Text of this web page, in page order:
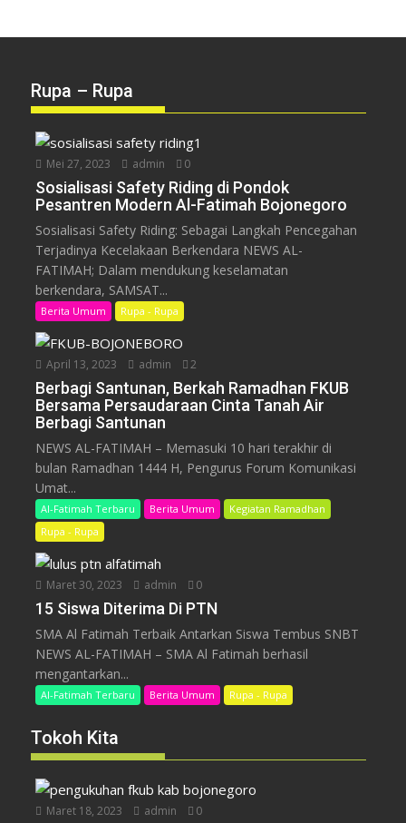
Rupa – Rupa
Mei 27, 2023 admin 0
Sosialisasi Safety Riding di Pondok
Pesantren Modern Al-Fatimah Bojonegoro
Sosialisasi Safety Riding: Sebagai Langkah Pencegahan
Terjadinya Kecelakaan Berkendara NEWS AL-
FATIMAH; Dalam mendukung keselamatan
berkendara, SAMSAT...
Berita Umum Rupa - Rupa
April 13, 2023 admin 2
Berbagi Santunan, Berkah Ramadhan FKUB
Bersama Persaudaraan Cinta Tanah Air
Berbagi Santunan
NEWS AL-FATIMAH – Memasuki 10 hari terakhir di
bulan Ramadhan 1444 H, Pengurus Forum Komunikasi
Umat...
Al-Fatimah Terbaru Berita Umum
Kegiatan Ramadhan
Rupa - Rupa
Maret 30, 2023 admin 0
15 Siswa Diterima Di PTN
SMA Al Fatimah Terbaik Antarkan Siswa Tembus SNBT
NEWS AL-FATIMAH – SMA Al Fatimah berhasil
mengantarkan...
Al-Fatimah Terbaru Berita Umum Rupa - Rupa
Tokoh Kita
Maret 18, 2023 admin 0